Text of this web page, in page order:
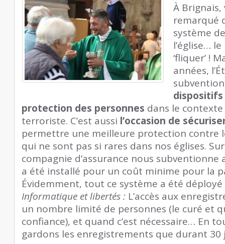
À
remarqué
système
l’église…
‘fliquer’ !
années,
protection des personnes dans le
terroriste. C’est aussi l’occasion de
permettre une meilleure protection contre
qui ne sont pas si rares dans nos églises.
compagnie d’assurance nous
a été installé pour un coût minime pour la
Évidemment, tout ce système a été
Informatique et libertés : L’accès aux
un nombre limité de personnes (le curé et
confiance), et quand c’est nécessaire… En
gardons les enregistrements que durant